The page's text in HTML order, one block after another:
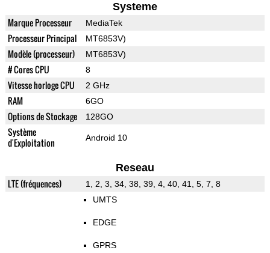
Systeme
Marque Processeur MediaTek
Processeur Principal MT6853V)
Modèle (processeur) MT6853V)
# Cores CPU 8
Vitesse horloge CPU 2 GHz
RAM 6GO
Options de Stockage 128GO
Système
d'Exploitation
Android 10
Reseau
LTE (fréquences)
1, 2, 3, 34, 38, 39, 4, 40, 41, 5, 7, 8
UMTS
EDGE
GPRS